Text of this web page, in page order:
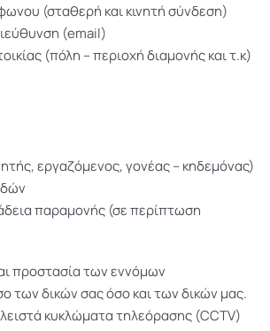
(σταθερή και κινητή σύνδεση)
(email)
(πόλη – περιοχή διαμονής και τ.κ)
εργαζόμενος, γονέας – κηδεμόνας)
παραμονής (σε περίπτωση
προστασία των εννόμων
των δικών σας όσο και των δικών μας.
κυκλώματα τηλεόρασης (CCTV)